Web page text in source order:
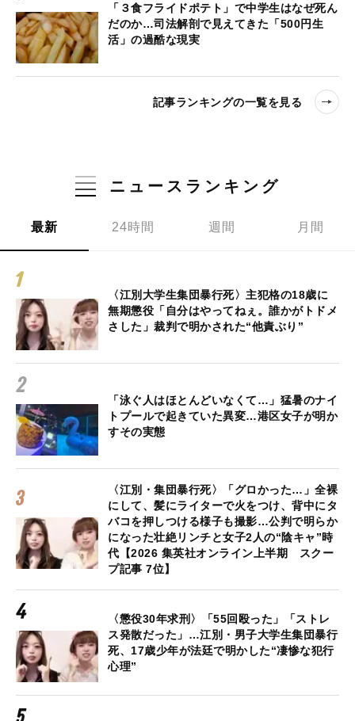
「３食フライドポテト」で中学生はなぜ死ん
だのか…司法解剖で見えてきた「500円生
活」の過酷な現実
記事ランキングの一覧を見る
ニュースランキング
最新 24時間 週間 月間
〈江別大学生集団暴行死〉主犯格の18歳に
無期懲役「自分はやってねぇ。誰かがトドメ
さした」裁判で明かされた“他責ぶり”
「泳ぐ人はほとんどいなくて…」猛暑のナイ
トプールで起きていた異変…港区女子が明か
すその実態
〈江別・集団暴行死〉「グロかった…」全裸
にして、髪にライターで火をつけ、背中にタ
バコを押しつける様子も撮影…公判で明らか
になった壮絶リンチと女子2人の“陰キャ”時
代【2026 集英社オンライン上半期 スクー
プ記事 7位】
〈懲役30年求刑〉「55回殴った」「ストレ
ス発散だった」…江別・男子大学生集団暴行
死、17歳少年が法廷で明かした“凄惨な犯行
心理”